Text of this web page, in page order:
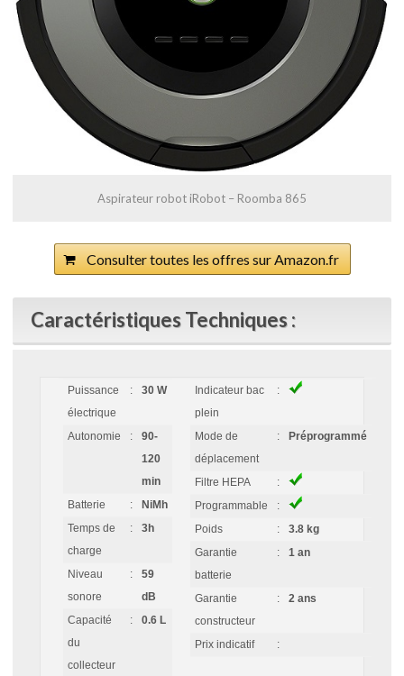
Aspirateur robot iRobot – Roomba 865
Consulter toutes les offres sur Amazon.fr
Caractéristiques Techniques :
Puissance
électrique
: 30 W
Autonomie :
90-
120
min
Batterie
:
NiMh
Temps de
charge
: 3h
Niveau
sonore
:
59
dB
Capacité
du
collecteur
: 0.6 L
Indicateur bac
plein
:
Mode de
déplacement
: Préprogrammé
Filtre HEPA
:
Programmable
:
Poids
:
3.8 kg
Garantie
batterie
: 1 an
Garantie
constructeur
: 2 ans
Prix indicatif :